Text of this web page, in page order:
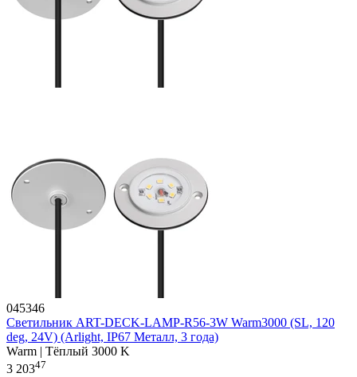
045346
Светильник ART-DECK-LAMP-R56-3W Warm3000 (SL, 120
deg, 24V) (Arlight, IP67 Металл, 3 года)
Warm | Тёплый 3000 K
3 20347